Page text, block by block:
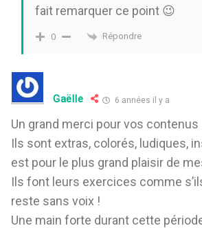
fait remarquer ce point 😉
0 Répondre
Gaëlle 6 années il y a
Un grand merci pour vos contenus
Ils sont extras, colorés, ludiques,
est pour le plus grand plaisir de
Ils font leurs exercices comme
reste sans voix !
Une main forte durant cette